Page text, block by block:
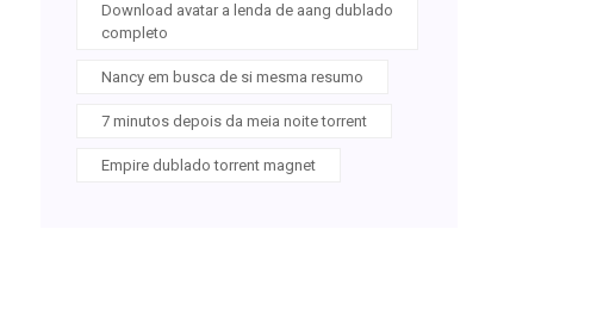
Download avatar a lenda de aang dublado
completo
Nancy em busca de si mesma resumo
7 minutos depois da meia noite torrent
Empire dublado torrent magnet